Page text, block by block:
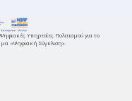
Υπηρεσίες Πολιτισμού για το
«Ψηφιακή Σύγκλιση».